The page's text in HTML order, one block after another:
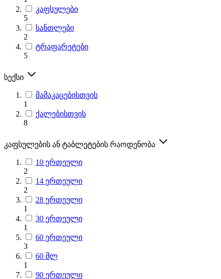
კაფსულები
5
სანთლები
2
ტრაფარეტები
5
სექსი
მამაკაცებისთვის
1
ქალებისთვის
8
კაფსულების ან ტაბლეტების რაოდენობა
10 ერთეული
2
14 ერთეული
2
28 ერთეული
1
30 ერთეული
1
60 ერთეული
3
60 მლ
1
90 ერთეული